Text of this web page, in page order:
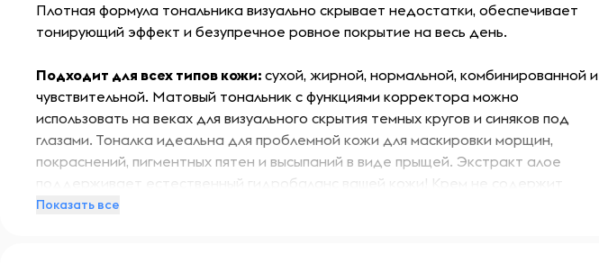
Плотная формула тональника визуально скрывает недостатки, обеспечивает
тонирующий эффект и безупречное ровное покрытие на весь день.
Подходит для всех типов кожи: сухой, жирной, нормальной, комбинированной и
чувствительной. Матовый тональник с функциями корректора можно
использовать на веках для визуального скрытия темных кругов и синяков под
глазами. Тоналка идеальна для проблемной кожи для маскировки морщин,
покраснений, пигментных пятен и высыпаний в виде прыщей. Экстракт алое
поддерживает естественный гидробаланс вашей кожи! Крем не содержит
масел, поэтому совершенно не забивает поры, позволяя коже дышать.
Показать все